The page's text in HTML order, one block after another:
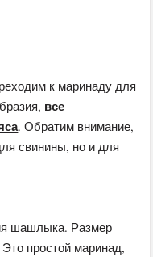
к маринаду для
все
. Обратим внимание,
свинины, но и для
шашлыка. Размер
простой маринад,